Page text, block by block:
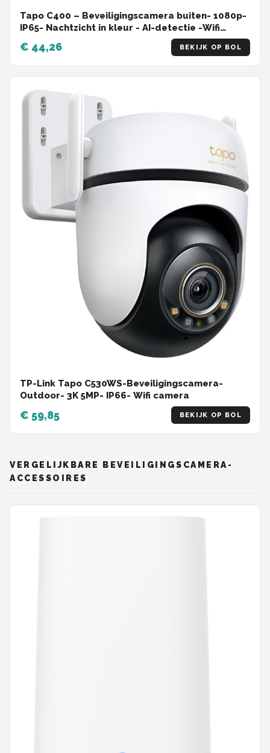
Tapo C400 – Beveiligingscamera buiten- 1080p-
IP65- Nachtzicht in kleur - AI-detectie -Wifi
€ 44,26 BEKIJK OP BOL
TP-Link Tapo C530WS-Beveiligingscamera-
Outdoor- 3K 5MP- IP66- Wifi camera
€ 59,85 BEKIJK OP BOL
VERGELIJKBARE BEVEILIGINGSCAMERA-
ACCESSOIRES